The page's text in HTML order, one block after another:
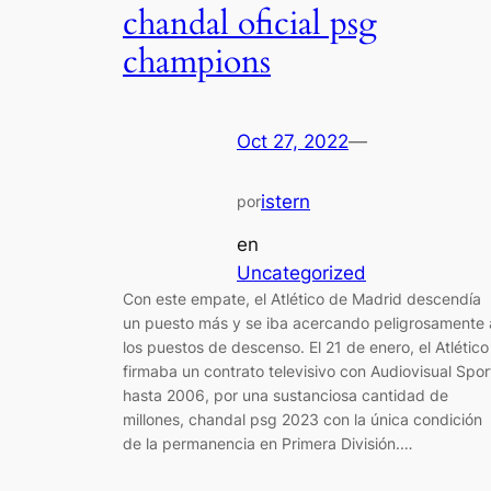
chandal oficial psg
champions
Oct 27, 2022—
poristern
en
Uncategorized
Con este empate, el Atlético de Madrid descendía
un puesto más y se iba acercando peligrosamente
los puestos de descenso. El 21 de enero, el Atlético
firmaba un contrato televisivo con Audiovisual
hasta 2006, por una sustanciosa cantidad de
millones, chandal psg 2023 con la única condición
de la permanencia en Primera División.…